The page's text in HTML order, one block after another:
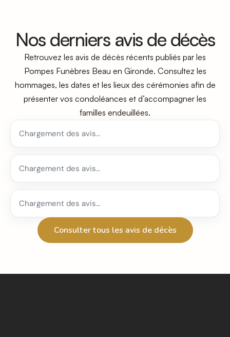
Nos derniers avis de décès
Retrouvez les avis de décès récents publiés par les
Pompes Funèbres Beau en Gironde. Consultez les
hommages, les dates et les lieux des cérémonies afin de
présenter vos condoléances et d’accompagner les
familles endeuillées.
Chargement des avis…
Chargement des avis…
Chargement des avis…
Consulter tous les avis de décès